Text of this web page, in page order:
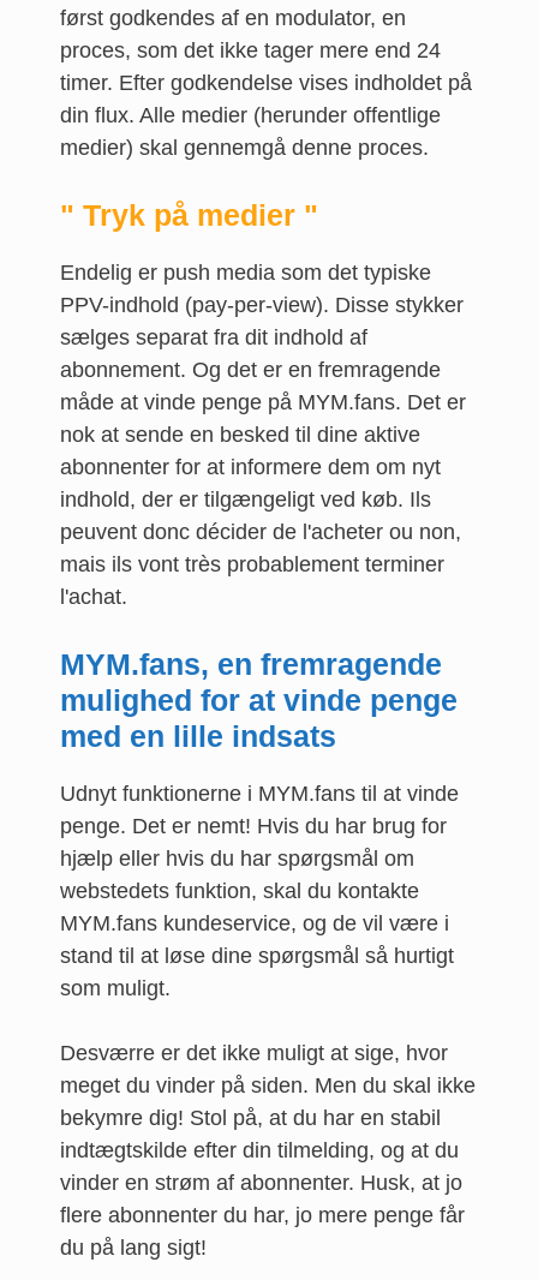
først godkendes af en modulator, en
proces, som det ikke tager mere end 24
timer. Efter godkendelse vises indholdet på
din flux. Alle medier (herunder offentlige
medier) skal gennemgå denne proces.
" Tryk på medier "
Endelig er push media som det typiske
PPV-indhold (pay-per-view). Disse stykker
sælges separat fra dit indhold af
abonnement. Og det er en fremragende
måde at vinde penge på MYM.fans. Det er
nok at sende en besked til dine aktive
abonnenter for at informere dem om nyt
indhold, der er tilgængeligt ved køb. Ils
peuvent donc décider de l'acheter ou non,
mais ils vont très probablement terminer
l'achat.
MYM.fans, en fremragende
mulighed for at vinde penge
med en lille indsats
Udnyt funktionerne i MYM.fans til at vinde
penge. Det er nemt! Hvis du har brug for
hjælp eller hvis du har spørgsmål om
webstedets funktion, skal du kontakte
MYM.fans kundeservice, og de vil være i
stand til at løse dine spørgsmål så hurtigt
som muligt.
Desværre er det ikke muligt at sige, hvor
meget du vinder på siden. Men du skal ikke
bekymre dig! Stol på, at du har en stabil
indtægtskilde efter din tilmelding, og at du
vinder en strøm af abonnenter. Husk, at jo
flere abonnenter du har, jo mere penge får
du på lang sigt!